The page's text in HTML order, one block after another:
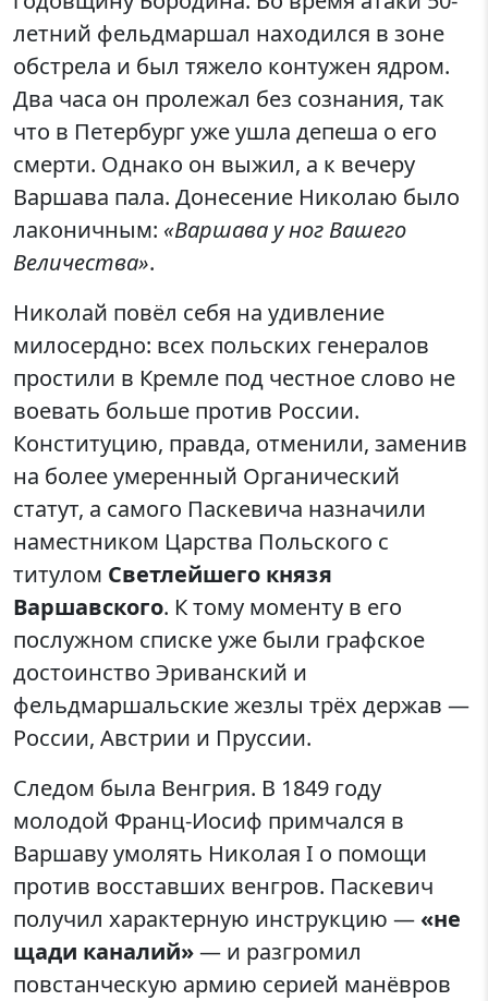
летний фельдмаршал находился в зоне
обстрела и был тяжело контужен ядром.
Два часа он пролежал без сознания, так
что в Петербург уже ушла депеша о его
смерти. Однако он выжил, а к вечеру
Варшава пала. Донесение Николаю было
лаконичным: «Варшава у ног Вашего
Величества».
Николай повёл себя на удивление
милосердно: всех польских генералов
простили в Кремле под честное слово не
воевать больше против России.
Конституцию, правда, отменили, заменив
на более умеренный Органический
статут, а самого Паскевича назначили
наместником Царства Польского с
титулом Светлейшего князя
Варшавского. К тому моменту в его
послужном списке уже были графское
достоинство Эриванский и
фельдмаршальские жезлы трёх держав —
России, Австрии и Пруссии.
Следом была Венгрия. В 1849 году
молодой Франц-Иосиф примчался в
Варшаву умолять Николая I о помощи
против восставших венгров. Паскевич
получил характерную инструкцию — «не
щади каналий»— и разгромил
повстанческую армию серией манёвров